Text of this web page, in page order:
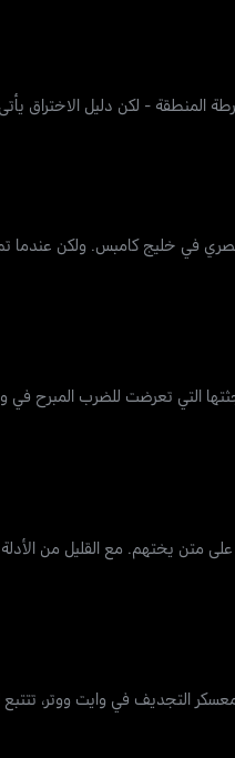
المنطقة - لكن دليل الاختراق
في خليج كامبس. ولكن عندما
التي تعرضت للضرب المبرح
متن يختهم. مع القليل من
التجديف في وايت ووتر، تتتبع